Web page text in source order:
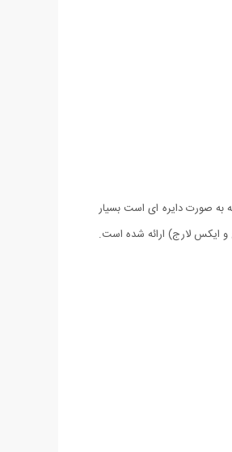
به صورت دایره ای است بسیار
ایکس لارج) ارائه شده است.